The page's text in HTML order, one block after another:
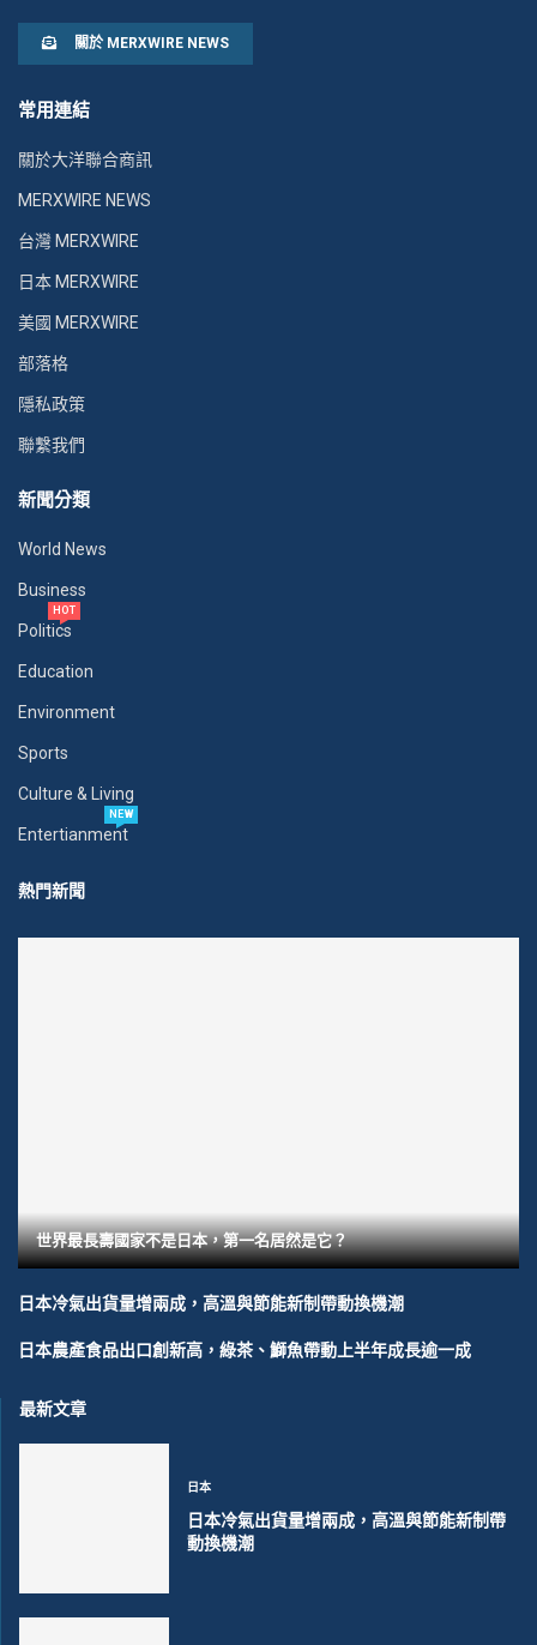
關於 MERXWIRE NEWS
常用連結
關於大洋聯合商訊
MERXWIRE NEWS
台灣 MERXWIRE
日本 MERXWIRE
美國 MERXWIRE
部落格
隱私政策
聯繫我們
新聞分類
World News
Business
Politics
HOT
Education
Environment
Sports
Culture & Living
Entertianment
NEW
熱門新聞
世界最長壽國家不是日本，第一名居然是它？
日本冷氣出貨量增兩成，高溫與節能新制帶動換機潮
日本農產食品出口創新高，綠茶、鰤魚帶動上半年成長逾一成
最新文章
日本
日本冷氣出貨量增兩成，高溫與節能新制帶
動換機潮